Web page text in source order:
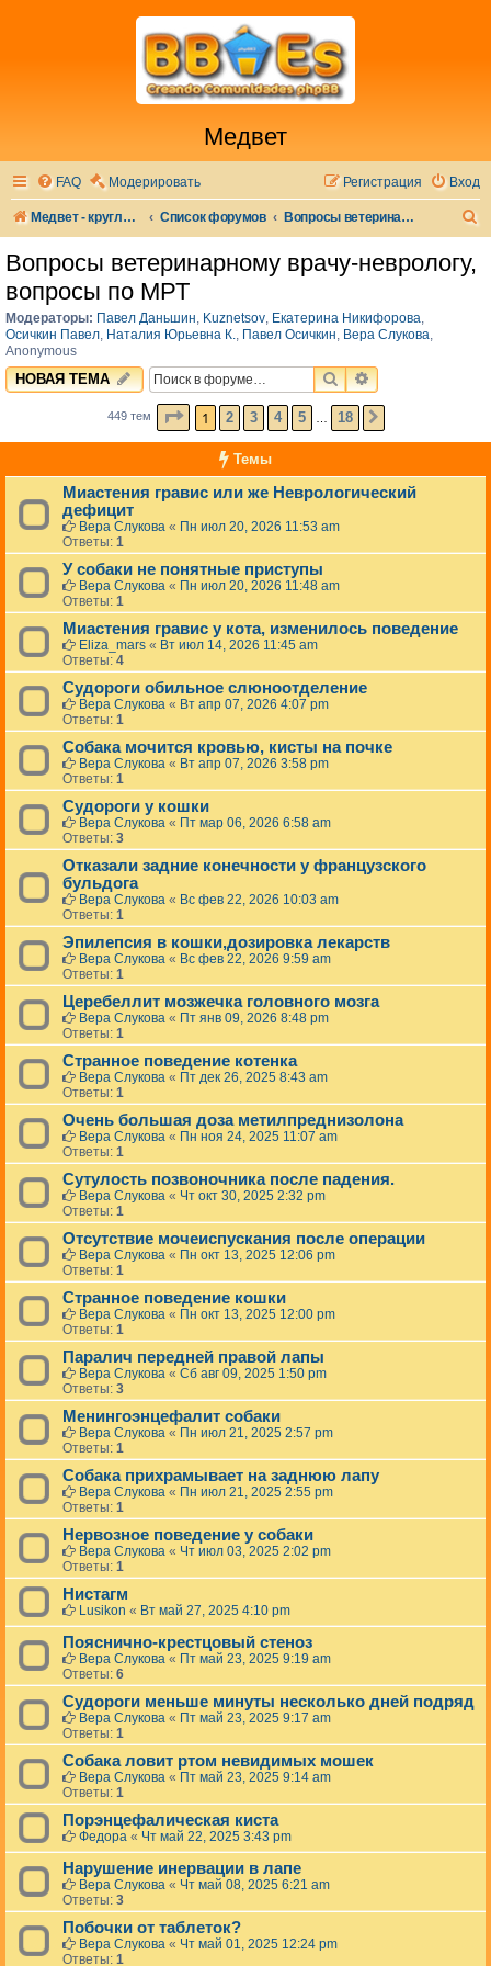
Медвет
FAQ Модерировать Вход
Регистрация
Медвет - круглосуточная ветеринарная клиника в Москве Список форумов Вопросы ветеринарному врачу-неврологу, вопросы по МРТ
Вопросы ветеринарному врачу-неврологу,
вопросы по МРТ
Модераторы: Павел Даньшин, Kuznetsov, Екатерина Никифорова,
Осичкин Павел, Наталия Юрьевна К., Павел Осичкин, Вера Слукова,
Anonymous
НОВАЯ ТЕМА ПОИСКРАСШИРЕННЫЙ
449 тем СТРАНИЦА ИЗ18
1 2 3 4 5 18
Темы
Миастения гравис или же Неврологический
дефицит
Вера Слукова « Пн июл 20, 2026 11:53 am
Ответы: 1
У собаки не понятные приступы
Вера Слукова « Пн июл 20, 2026 11:48 am
Ответы: 1
Миастения гравис у кота, изменилось поведение
Eliza_mars « Вт июл 14, 2026 11:45 am
Ответы: 4
Судороги обильное слюноотделение
Вера Слукова « Вт апр 07, 2026 4:07 pm
Ответы: 1
Собака мочится кровью, кисты на почке
Вера Слукова « Вт апр 07, 2026 3:58 pm
Ответы: 1
Судороги у кошки
Вера Слукова « Пт мар 06, 2026 6:58 am
Ответы: 3
Отказали задние конечности у французского
бульдога
Вера Слукова « Вс фев 22, 2026 10:03 am
Ответы: 1
Эпилепсия в кошки,дозировка лекарств
Вера Слукова « Вс фев 22, 2026 9:59 am
Ответы: 1
Церебеллит мозжечка головного мозга
Вера Слукова « Пт янв 09, 2026 8:48 pm
Ответы: 1
Странное поведение котенка
Вера Слукова « Пт дек 26, 2025 8:43 am
Ответы: 1
Очень большая доза метилпреднизолона
Вера Слукова « Пн ноя 24, 2025 11:07 am
Ответы: 1
Сутулость позвоночника после падения.
Вера Слукова « Чт окт 30, 2025 2:32 pm
Ответы: 1
Отсутствие мочеиспускания после операции
Вера Слукова « Пн окт 13, 2025 12:06 pm
Ответы: 1
Странное поведение кошки
Вера Слукова « Пн окт 13, 2025 12:00 pm
Ответы: 1
Паралич передней правой лапы
Вера Слукова « Сб авг 09, 2025 1:50 pm
Ответы: 3
Менингоэнцефалит собаки
Вера Слукова « Пн июл 21, 2025 2:57 pm
Ответы: 1
Собака прихрамывает на заднюю лапу
Вера Слукова « Пн июл 21, 2025 2:55 pm
Ответы: 1
Нервозное поведение у собаки
Вера Слукова « Чт июл 03, 2025 2:02 pm
Ответы: 1
Нистагм
Lusikon « Вт май 27, 2025 4:10 pm
Пояснично-крестцовый стеноз
Вера Слукова « Пт май 23, 2025 9:19 am
Ответы: 6
Судороги меньше минуты несколько дней подряд
Вера Слукова « Пт май 23, 2025 9:17 am
Ответы: 1
Собака ловит ртом невидимых мошек
Вера Слукова « Пт май 23, 2025 9:14 am
Ответы: 1
Порэнцефалическая киста
Федора « Чт май 22, 2025 3:43 pm
Нарушение инервации в лапе
Вера Слукова « Чт май 08, 2025 6:21 am
Ответы: 3
Побочки от таблеток?
Вера Слукова « Чт май 01, 2025 12:24 pm
Ответы: 1